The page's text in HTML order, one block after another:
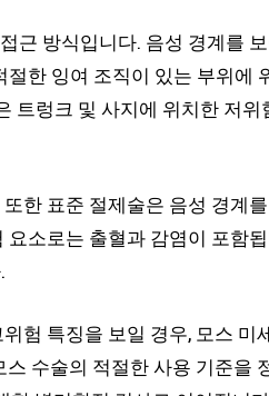
근 방식입니다. 음성 경계를
한 잉여 조직이 있는 부위에
렁크 및 사지에 위치한 저위
한 표준 절제술은 음성 경계
소로는 출혈과 감염이 포함
험 특징을 보일 경우, 모스 미
수술의 적절한 사용 기준을